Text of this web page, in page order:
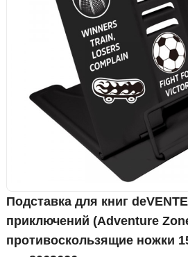
Подставка для книг
приключений (Adventure
противоскользящие ножки